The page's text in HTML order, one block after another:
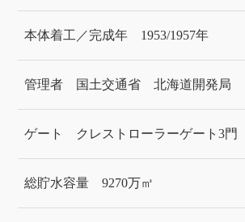
本体着工／完成年 1953/1957年
管理者 国土交通省 北海道開発局
ゲート クレストローラーゲート3門
総貯水容量 9270万㎥